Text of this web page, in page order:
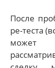
После
ре-теста
может